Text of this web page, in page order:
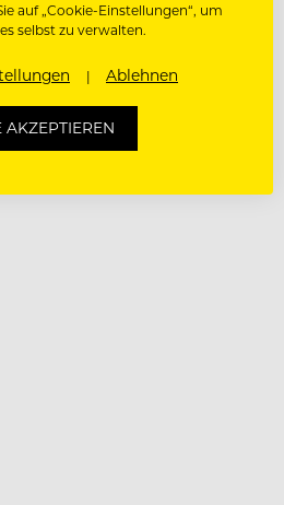
auf „Cookie-Einstellungen“, um
selbst zu verwalten.
Ablehnen
AKZEPTIEREN